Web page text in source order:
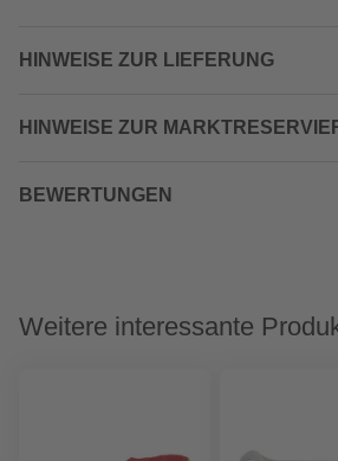
HINWEISE ZUR LIEFERUNG
HINWEISE ZUR
BEWERTUNGEN
Weitere interessante